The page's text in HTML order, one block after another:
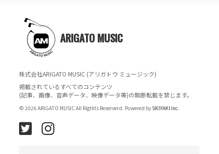
ARIGATO MUSIC
株式会社ARIGATO MUSIC (アリガトウ ミュージック)
掲載されているすべてのコンテンツ
(記事、画像、音声データ、映像データ等)の無断転載を禁じます。
© 2026 ARIGATO MUSIC All Rigthts Reserverd. Powered by SKIYAKI Inc.